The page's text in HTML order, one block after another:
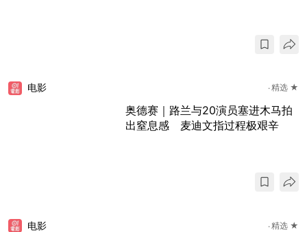
电影 精选 ★
奥德赛｜路兰与20演员塞进木马拍
出窒息感 麦迪文指过程极艰辛
电影 精选 ★